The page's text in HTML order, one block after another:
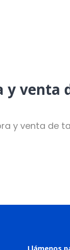
y venta
y venta de
Llámenos